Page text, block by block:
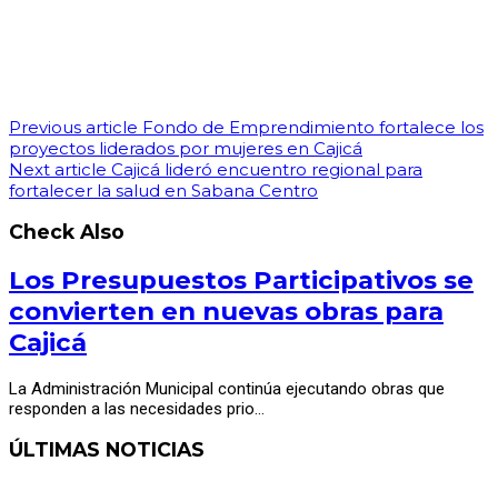
Previous article Fondo de Emprendimiento fortalece los
proyectos liderados por mujeres en Cajicá
Next article Cajicá lideró encuentro regional para
fortalecer la salud en Sabana Centro
Check Also
Los Presupuestos Participativos se
convierten en nuevas obras para
Cajicá
La Administración Municipal continúa ejecutando obras que
responden a las necesidades prio…
ÚLTIMAS NOTICIAS